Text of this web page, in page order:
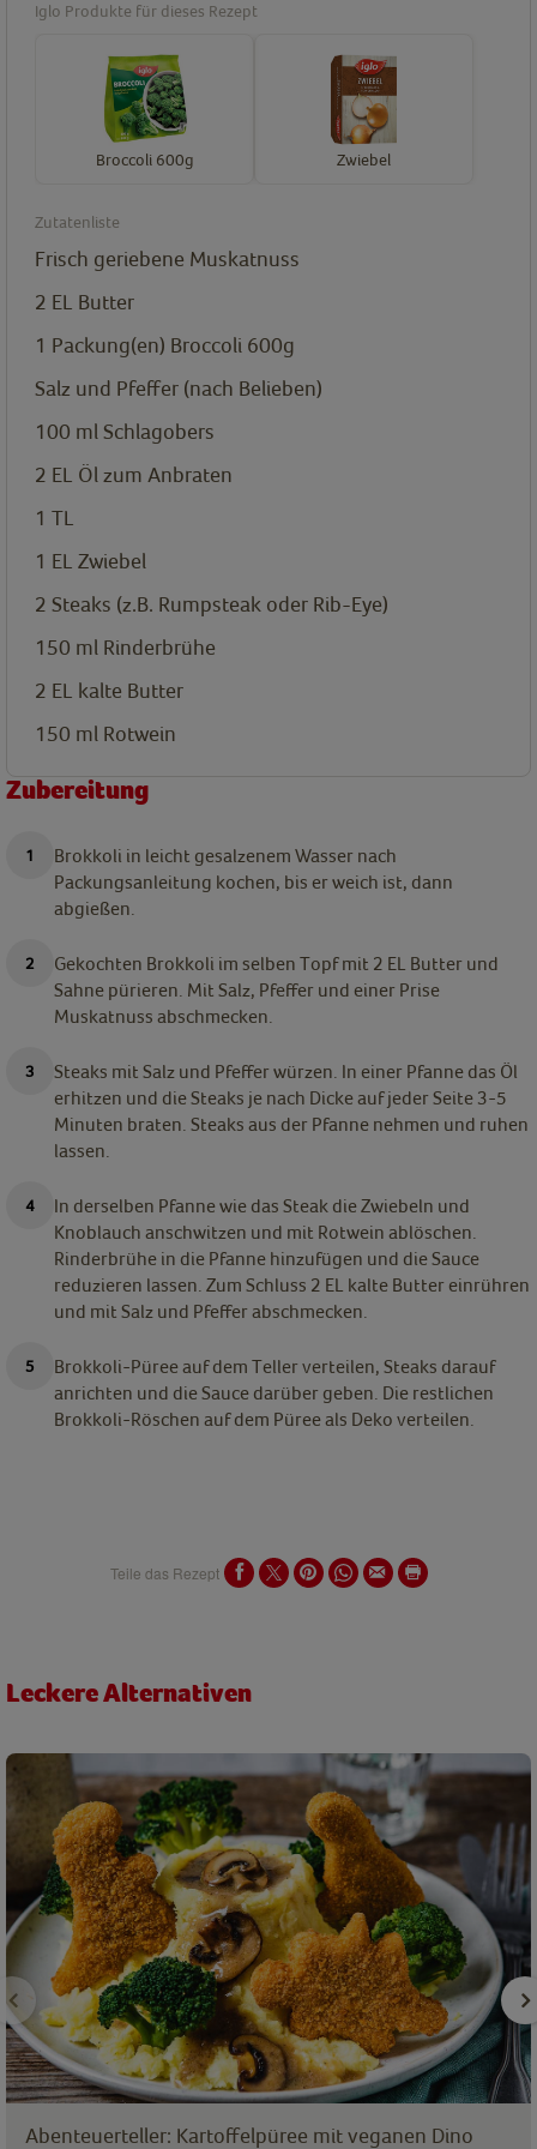
Iglo Produkte für dieses Rezept
Broccoli 600g Zwiebel
Zutatenliste
Frisch geriebene Muskatnuss
2 EL Butter
1 Packung(en) Broccoli 600g
Salz und Pfeffer (nach Belieben)
100 ml Schlagobers
2 EL Öl zum Anbraten
1 TL
1 EL Zwiebel
2 Steaks (z.B. Rumpsteak oder Rib-Eye)
150 ml Rinderbrühe
2 EL kalte Butter
150 ml Rotwein
Zubereitung
Brokkoli in leicht gesalzenem Wasser nach
Packungsanleitung kochen, bis er weich ist, dann
abgießen.
Gekochten Brokkoli im selben Topf mit 2 EL Butter und
Sahne pürieren. Mit Salz, Pfeffer und einer Prise
Muskatnuss abschmecken.
Steaks mit Salz und Pfeffer würzen. In einer Pfanne das Öl
erhitzen und die Steaks je nach Dicke auf jeder Seite 3-5
Minuten braten. Steaks aus der Pfanne nehmen und ruhen
lassen.
In derselben Pfanne wie das Steak die Zwiebeln und
Knoblauch anschwitzen und mit Rotwein ablöschen.
Rinderbrühe in die Pfanne hinzufügen und die Sauce
reduzieren lassen. Zum Schluss 2 EL kalte Butter einrühren
und mit Salz und Pfeffer abschmecken.
Brokkoli-Püree auf dem Teller verteilen, Steaks darauf
anrichten und die Sauce darüber geben. Die restlichen
Brokkoli-Röschen auf dem Püree als Deko verteilen.
Teile das Rezept
Leckere Alternativen
Abenteuerteller: Kartoffelpüree mit veganen Dino